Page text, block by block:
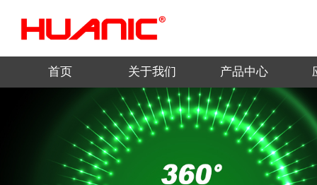
首页 关于我们 产品中心